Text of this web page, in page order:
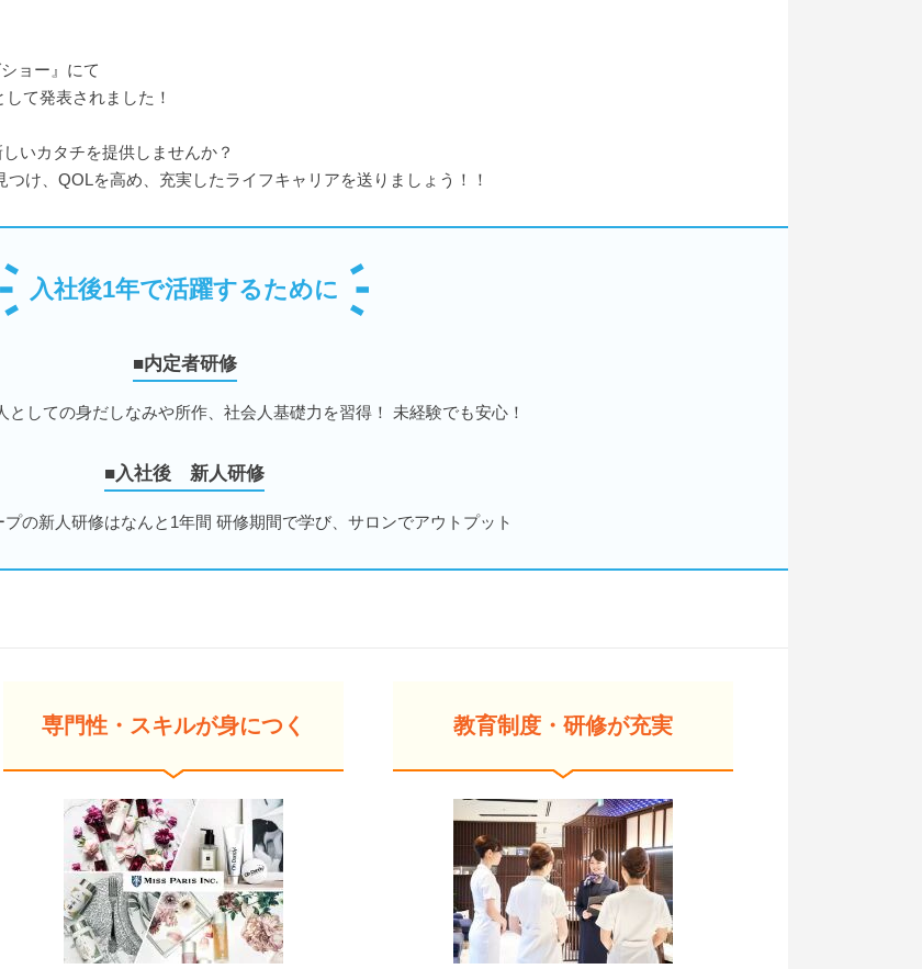
ョー』にて
て発表されました！
いカタチを提供しませんか？
け、QOLを高め、充実したライフキャリアを送りましょう！！
入社後1年で活躍するために
■内定者研修
としての身だしなみや所作、社会人基礎力を習得！ 未経験でも安心！
■入社後 新人研修
プの新人研修はなんと1年間 研修期間で学び、サロンでアウトプット
専門性・スキルが身につく 教育制度・研修が充実